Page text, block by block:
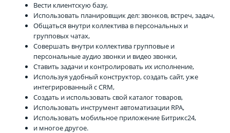
Вести клиентскую базу,
Использовать планировщик дел: звонков, встреч, задач,
Общаться внутри коллектива в персональных и
групповых чатах,
Совершать внутри коллектива групповые и
персональные аудио звонки и видео звонки,
Ставить задачи и контролировать их исполнение,
Используя удобный конструктор, создать сайт, уже
интегрированный с CRM,
Создать и использовать свой каталог товаров,
Использовать инструмент автоматизации RPA,
Использовать мобильное приложение Битрикс24,
и многое другое.